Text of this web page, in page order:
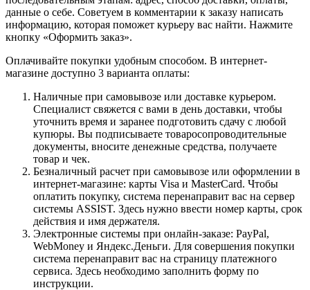
данные о себе. Советуем в комментарии к заказу написать
информацию, которая поможет курьеру вас найти. Нажмите
кнопку «Оформить заказ».
Оплачивайте покупки удобным способом. В интернет-
магазине доступно 3 варианта оплаты:
Наличные при самовывозе или доставке курьером.
Специалист свяжется с вами в день доставки, чтобы
уточнить время и заранее подготовить сдачу с любой
купюры. Вы подписываете товаросопроводительные
документы, вносите денежные средства, получаете
товар и чек.
Безналичный расчет при самовывозе или оформлении в
интернет-магазине: карты Visa и MasterCard. Чтобы
оплатить покупку, система перенаправит вас на сервер
системы ASSIST. Здесь нужно ввести номер карты, срок
действия и имя держателя.
Электронные системы при онлайн-заказе: PayPal,
WebMoney и Яндекс.Деньги. Для совершения покупки
система перенаправит вас на страницу платежного
сервиса. Здесь необходимо заполнить форму по
инструкции.